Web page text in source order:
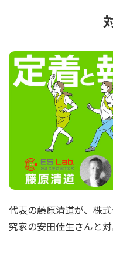
代表の藤原清道が、株
究家の安田佳生さんと対